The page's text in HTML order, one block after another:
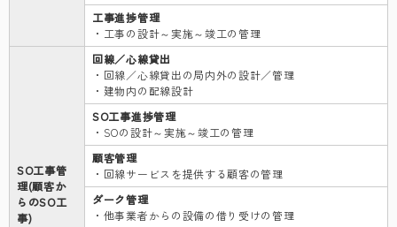
工事進捗管理
・工事の設計～実施～竣工の管理
SO工事管
理(顧客か
らのSO工
事)
回線／心線貸出
・回線／心線貸出の局内外の設計／管理
・建物内の配線設計
SO工事進捗管理
・SOの設計～実施～竣工の管理
顧客管理
・回線サービスを提供する顧客の管理
ダーク管理
・他事業者からの設備の借り受けの管理